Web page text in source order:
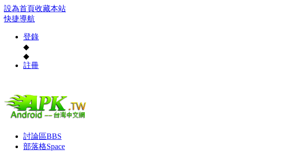
設為首頁收藏本站
快捷導航
登錄
◆
◆
註冊
討論區BBS
部落格Space